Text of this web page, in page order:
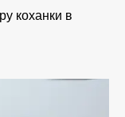
коханки в